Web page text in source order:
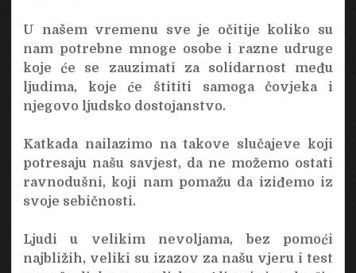
U našem vremenu sve je očitije koliko su
nam potrebne mnoge osobe i razne udruge
koje će se zauzimati za solidarnost među
ljudima, koje će štititi samoga čovjeka i
njegovo ljudsko dostojanstvo.
Katkada nailazimo na takove slučajeve koji
potresaju našu savjest, da ne možemo ostati
ravnodušni, koji nam pomažu da iziđemo iz
svoje sebičnosti.
Ljudi u velikim nevoljama, bez pomoći
najbližih, veliki su izazov za našu vjeru i test